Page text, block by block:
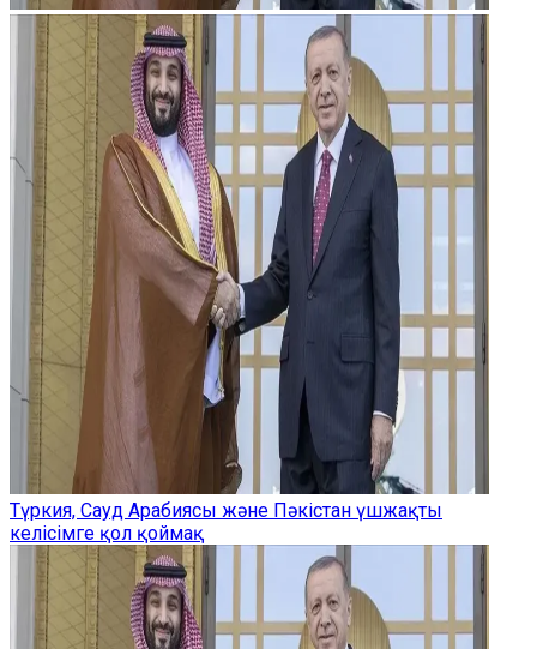
Түркия, Сауд Арабиясы және Пәкістан үшжақты
келісімге қол қоймақ